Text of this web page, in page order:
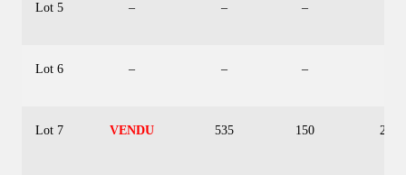
Lot 5 – – –
Lot 6 – – –
Lot 7 VENDU 535 150 250